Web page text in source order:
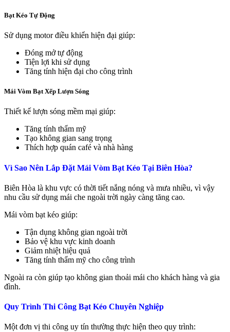
Bạt Kéo Tự Động
Sử dụng motor điều khiển hiện đại giúp:
Đóng mở tự động
Tiện lợi khi sử dụng
Tăng tính hiện đại cho công trình
Mái Vòm Bạt Xếp Lượn Sóng
Thiết kế lượn sóng mềm mại giúp:
Tăng tính thẩm mỹ
Tạo không gian sang trọng
Thích hợp quán café và nhà hàng
Vì Sao Nên Lắp Đặt Mái Vòm Bạt Kéo Tại Biên Hòa?
Biên Hòa là khu vực có thời tiết nắng nóng và mưa nhiều, vì vậy
nhu cầu sử dụng mái che ngoài trời ngày càng tăng cao.
Mái vòm bạt kéo giúp:
Tận dụng không gian ngoài trời
Bảo vệ khu vực kinh doanh
Giảm nhiệt hiệu quả
Tăng tính thẩm mỹ cho công trình
Ngoài ra còn giúp tạo không gian thoải mái cho khách hàng và gia
đình.
Quy Trình Thi Công Bạt Kéo Chuyên Nghiệp
Một đơn vị thi công uy tín thường thực hiện theo quy trình: